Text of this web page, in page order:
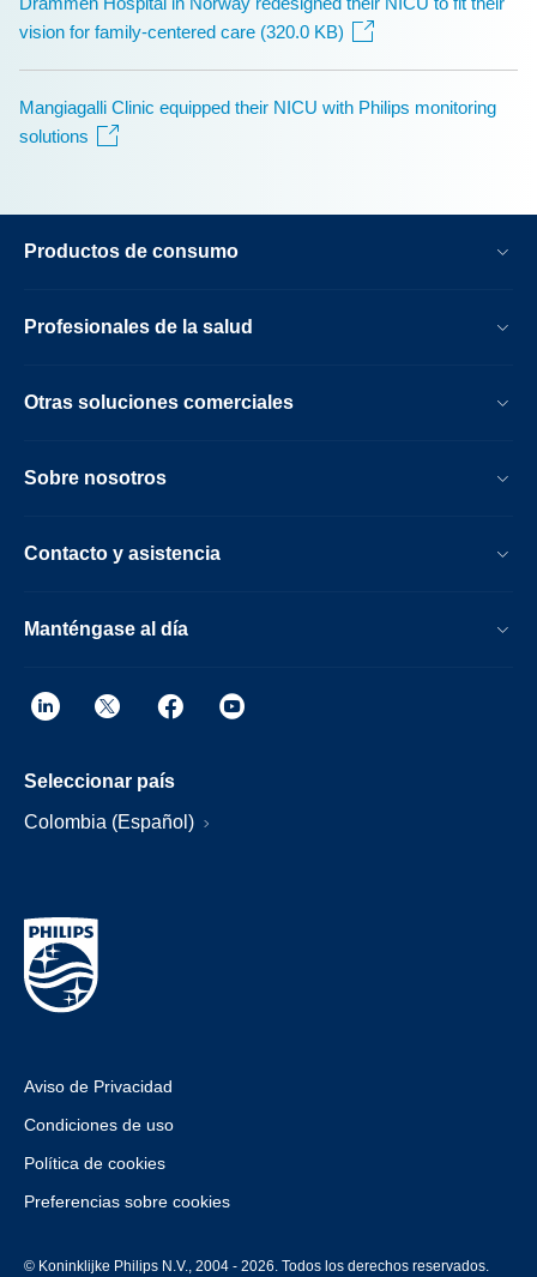
vision for family-centered care (320.0 KB)
Mangiagalli Clinic equipped their NICU with Philips monitoring
solutions
Productos de consumo
Profesionales de la salud
Otras soluciones comerciales
Sobre nosotros
Contacto y asistencia
Manténgase al día
Seleccionar país
Colombia (Español)
Aviso de Privacidad
Condiciones de uso
Política de cookies
Preferencias sobre cookies
© Koninklijke Philips N.V., 2004 - 2026. Todos los derechos reservados.